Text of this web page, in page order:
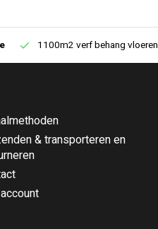
1100m2 verf behang vloeren
& transporteren en